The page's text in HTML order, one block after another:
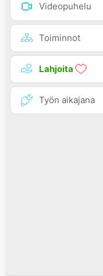
Videopuhelu
Toiminnot
Lahjoita
Työn aikajana